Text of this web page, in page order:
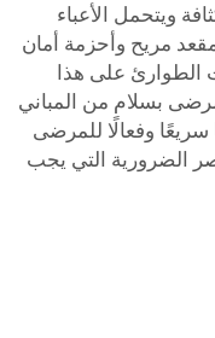
ويتحمل الأعباء
مريح وأحزمة أمان
الطوارئ على هذا
بسلام من المباني
وفعالًا للمرضى
الضرورية التي يجب